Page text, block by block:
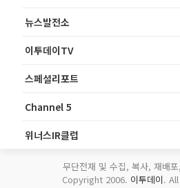
뉴스발전소
이투데이TV
스페셜리포트
Channel 5
위너스IR클럽
무단전재 및 수집, 복사, 재배
Copyright 2006. 이투데이.